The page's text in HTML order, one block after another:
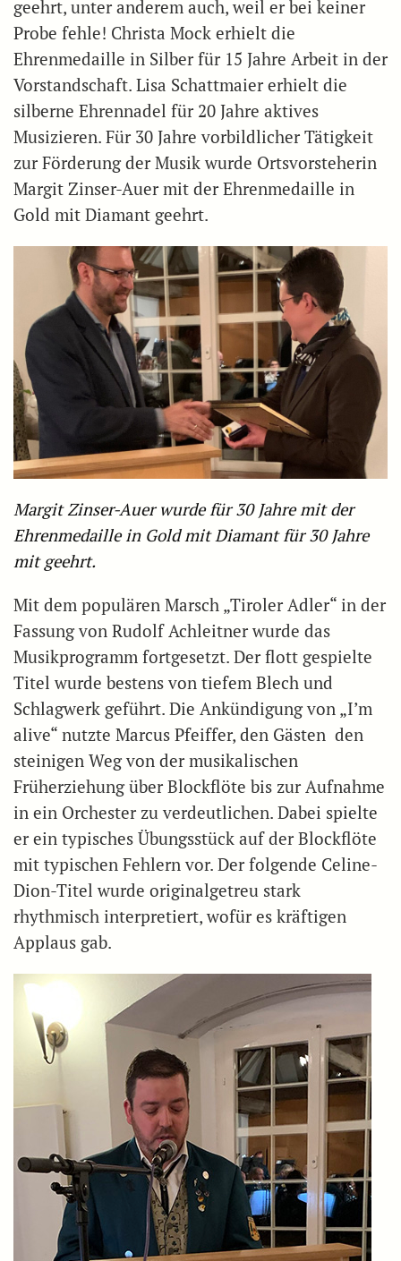
geehrt, unter anderem auch, weil er bei keiner
Probe fehle! Christa Mock erhielt die
Ehrenmedaille in Silber für 15 Jahre Arbeit in der
Vorstandschaft. Lisa Schattmaier erhielt die
silberne Ehrennadel für 20 Jahre aktives
Musizieren. Für 30 Jahre vorbildlicher Tätigkeit
zur Förderung der Musik wurde Ortsvorsteherin
Margit Zinser-Auer mit der Ehrenmedaille in
Gold mit Diamant geehrt.
Margit Zinser-Auer wurde für 30 Jahre mit der
Ehrenmedaille in Gold mit Diamant für 30 Jahre
mit geehrt.
Mit dem populären Marsch „Tiroler Adler“ in der
Fassung von Rudolf Achleitner wurde das
Musikprogramm fortgesetzt. Der flott gespielte
Titel wurde bestens von tiefem Blech und
Schlagwerk geführt. Die Ankündigung von „I’m
alive“ nutzte Marcus Pfeiffer, den Gästen den
steinigen Weg von der musikalischen
Früherziehung über Blockflöte bis zur Aufnahme
in ein Orchester zu verdeutlichen. Dabei spielte
er ein typisches Übungsstück auf der Blockflöte
mit typischen Fehlern vor. Der folgende Celine-
Dion-Titel wurde originalgetreu stark
rhythmisch interpretiert, wofür es kräftigen
Applaus gab.